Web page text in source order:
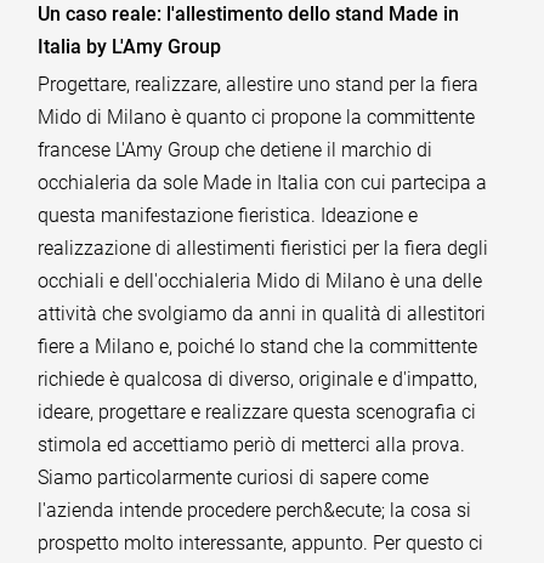
Un caso reale: l'allestimento dello stand Made in
Italia by L'Amy Group
Progettare, realizzare, allestire uno stand per la fiera
Mido di Milano è quanto ci propone la committente
francese L'Amy Group che detiene il marchio di
occhialeria da sole Made in Italia con cui partecipa a
questa manifestazione fieristica. Ideazione e
realizzazione di allestimenti fieristici per la fiera degli
occhiali e dell'occhialeria Mido di Milano è una delle
attività che svolgiamo da anni in qualità di allestitori
fiere a Milano e, poiché lo stand che la committente
richiede è qualcosa di diverso, originale e d'impatto,
ideare, progettare e realizzare questa scenografia ci
stimola ed accettiamo periò di metterci alla prova.
Siamo particolarmente curiosi di sapere come
l'azienda intende procedere perch&ecute; la cosa si
prospetto molto interessante, appunto. Per questo ci